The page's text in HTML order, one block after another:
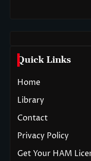
Quick Links
Home
Library
Contact
Privacy Policy
Get Your HAM